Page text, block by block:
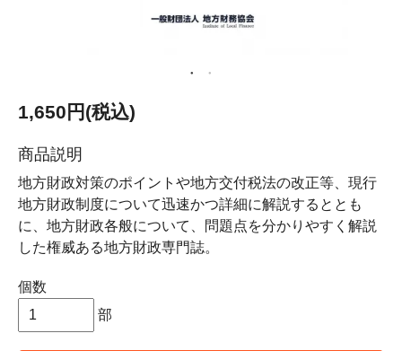
1,650円(税込)
商品説明
地方財政対策のポイントや地方交付税法の改正等、現行
地方財政制度について迅速かつ詳細に解説するととも
に、地方財政各般について、問題点を分かりやすく解説
した権威ある地方財政専門誌。
個数
部